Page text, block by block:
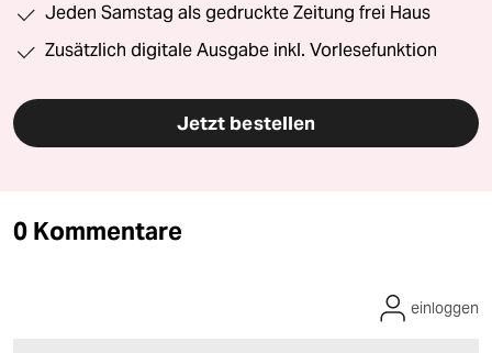
Jeden Samstag als gedruckte Zeitung frei Haus
Zusätzlich digitale Ausgabe inkl. Vorlesefunktion
Jetzt bestellen
0 Kommentare
einloggen